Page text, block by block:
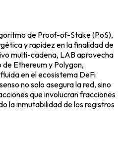
de Proof-of-Stake (PoS),
y rapidez en la finalidad de
multi-cadena, LAB aprovecha
de Ethereum y Polygon,
en el ecosistema DeFi
no solo asegura la red, sino
que involucran fracciones
la inmutabilidad de los registros